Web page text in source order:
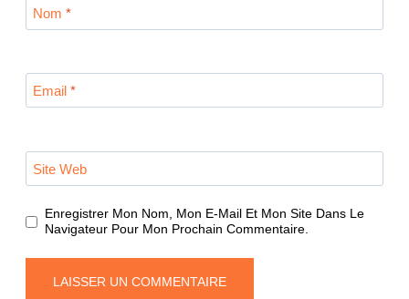
Nom *
Email *
Site Web
Enregistrer Mon Nom, Mon E-Mail Et Mon Site Dans Le
Navigateur Pour Mon Prochain Commentaire.